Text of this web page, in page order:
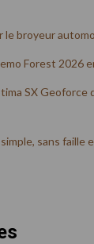
le broyeur
Forest 2026
SX Geoforce
sans faille